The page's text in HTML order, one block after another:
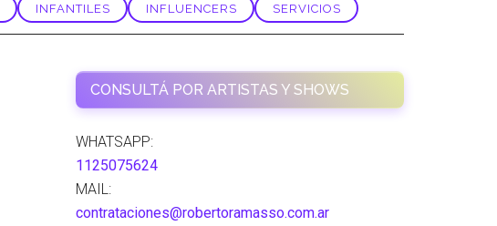
INFANTILES INFLUENCERS SERVICIOS
CONSULTÁ POR ARTISTAS Y SHOWS
WHATSAPP:
1125075624
MAIL:
contrataciones@robertoramasso.com.ar